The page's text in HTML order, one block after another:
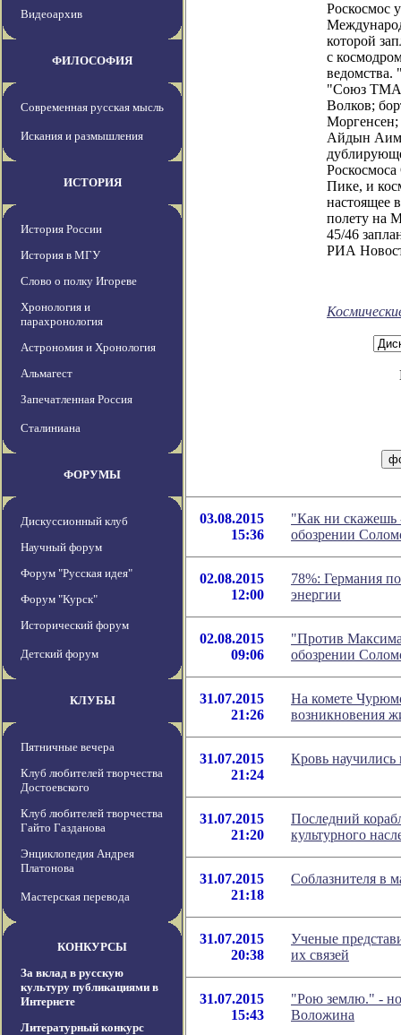
Видеоархив
ФИЛОСОФИЯ
Современная русская мысль
Искания и размышления
ИСТОРИЯ
История России
История в МГУ
Слово о полку Игореве
Хронология и
парахронология
Астрономия и Хронология
Альмагест
Запечатленная Россия
Сталиниана
ФОРУМЫ
Дискуссионный клуб
Научный форум
Форум "Русская идея"
Форум "Курск"
Исторический форум
Детский форум
КЛУБЫ
Пятничные вечера
Клуб любителей творчества
Достоевского
Клуб любителей творчества
Гайто Газданова
Энциклопедия Андрея
Платонова
Мастерская перевода
КОНКУРСЫ
За вклад в русскую
культуру публикациями в
Интернете
Литературный конкурс
Роскосмос
которой
с
"Союз ТМА-
Волков;
Моргенсен;
Айдын
Пике, и
настоящее
полету на
45/46
РИА
03.08.2015
15:36
"Как ни скажешь
обозрении
02.08.2015
12:00
78%: Германия
энергии
02.08.2015
09:06
"Против
обозрении
31.07.2015
21:26
На комете
возникновения
31.07.2015
21:24
Кровь научились
31.07.2015
21:20
Последний
культурного
31.07.2015
21:18
Соблазнителя в
31.07.2015
20:38
Ученые
их связей
31.07.2015
15:43
"Рою землю." -
Воложина